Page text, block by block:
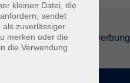
Datenschutz Bewerbung
kleinen Datei, die
sendet
als zuverlässiger
merken oder die
die Verwendung